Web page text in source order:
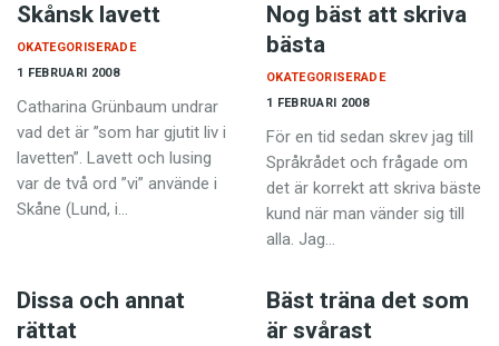
Skånsk lavett
1 FEBRUARI 2008
OKATEGORISERADE
Catharina Grünbaum undrar
vad det är ”som har gjutit liv i
lavetten”. Lavett och lusing
var de två ord ”vi” använde i
Skåne (Lund, i…
Nog bäst att skriva
bästa
1 FEBRUARI 2008
OKATEGORISERADE
För en tid sedan skrev jag till
Språkrådet och frågade om
det är korrekt att skriva bäste
kund när man vänder sig till
alla. Jag…
Dissa och annat
rättat
Bäst träna det som
är svårast